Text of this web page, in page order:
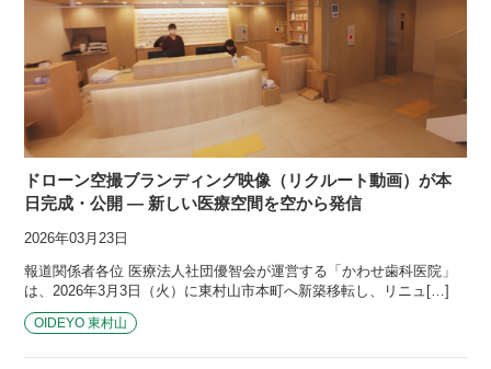
ドローン空撮ブランディング映像（リクルート動画）が本
日完成・公開 — 新しい医療空間を空から発信
2026年03月23日
報道関係者各位 医療法人社団優智会が運営する「かわせ歯科医院」
は、2026年3月3日（火）に東村山市本町へ新築移転し、リニュ[…]
OIDEYO 東村山